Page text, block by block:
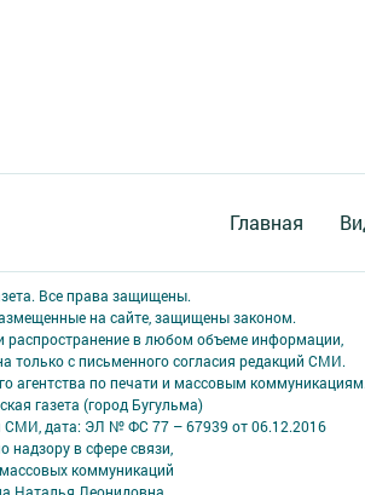
Главная
Все права защищены.
на сайте, защищены законом.
распространение в любом объеме информации,
только с письменного согласия редакций СМИ.
агентства по печати и массовым коммуникациям.
газета (город Бугульма)
СМИ, дата: ЭЛ № ФС 77 – 67939 от 06.12.2016
в сфере связи,
коммуникаций
Наталья Леонидовна